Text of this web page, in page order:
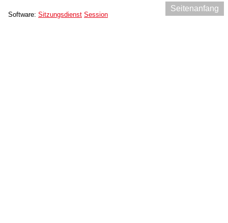
Seitenanfang
Software: Sitzungsdienst Session